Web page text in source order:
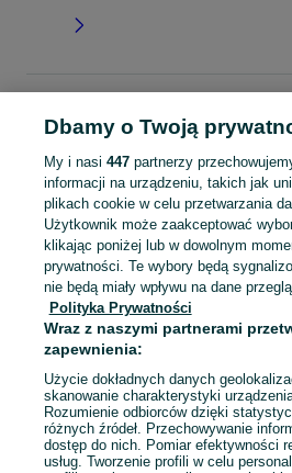
Wielkopolskie
Sukienki - Jarocin
KATEGORIA
garnitur dla dziewczynki,spodnie dzwony
Mapa kategorii
Mapa miejscowości
Mapa ministron
Popularne wyszukiwania
Dbamy o Twoją
My i nasi 447partnerzy
informacji na urządzeniu, takich jak
plikach cookie w celu przetwarzania
Użytkownik może zaakceptować
klikając poniżej lub w dowolnym
prywatności. Te wybory będą
nie będą miały wpływu na dane
Polityka Prywatności
Wraz z naszymi partnerami
zapewnienia:
Użycie dokładnych danych
skanowanie charakterystyki
Rozumienie odbiorców dzięki
różnych źródeł. Przechowywanie
dostęp do nich. Pomiar efektywności
usług. Tworzenie profili w celu